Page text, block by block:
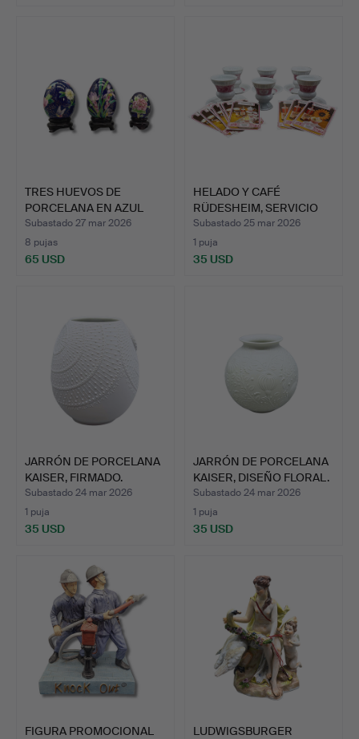
TRES HUEVOS DE
PORCELANA EN AZUL
COBALTO Y…
Subastado 27 mar 2026
8 pujas
65 USD
HELADO Y CAFÉ
RÜDESHEIM, SERVICIO
DE PORCE…
Subastado 25 mar 2026
1 puja
35 USD
JARRÓN DE PORCELANA
KAISER, FIRMADO.
Subastado 24 mar 2026
1 puja
35 USD
JARRÓN DE PORCELANA
KAISER, DISEÑO FLORAL.
Subastado 24 mar 2026
1 puja
35 USD
FIGURA PROMOCIONAL
LUDWIGSBURGER